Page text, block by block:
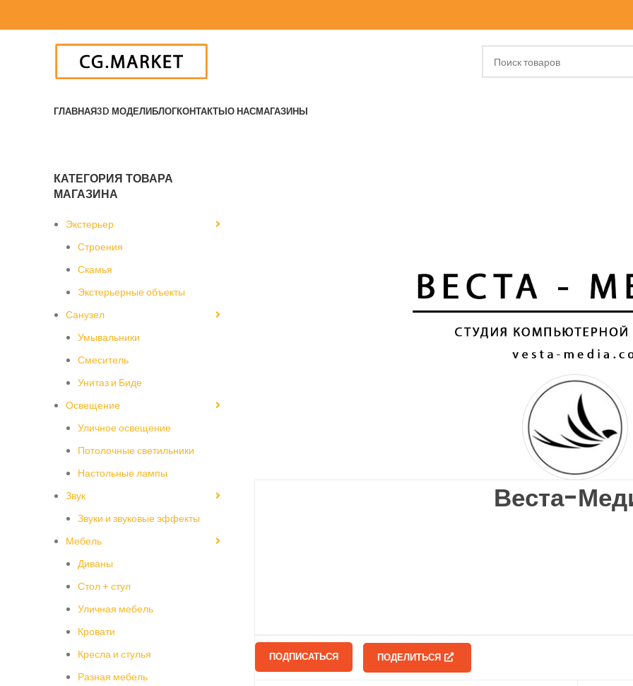
ГЛАВНАЯ3D МОДЕЛИБЛОГКОНТАКТЫО НАСМАГАЗИНЫ
КАТЕГОРИЯ ТОВАРА
МАГАЗИНА
Экстерьер
Строения
Скамья
Экстерьерные объекты
Санузел
Умывальники
Смеситель
Унитаз и Биде
Освещение
Уличное освещение
Потолочные светильники
Настольные лампы
Звук
Звуки и звуковые эффекты
Мебель
Диваны
Стол + стул
Уличная мебель
Кровати
Кресла и стулья
Разная мебель
Веста-
ПОДЕЛИТЬСЯ
ПОДПИСАТЬСЯ